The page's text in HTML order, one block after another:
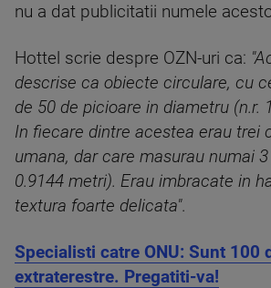
nu a dat publicitatii numele
Hottel scrie despre OZN-uri ca:
descrise ca obiecte circulare, cu
de 50 de picioare in diametru (n.r.
In fiecare dintre acestea erau trei
umana, dar care masurau numai 3
0.9144 metri). Erau imbracate in
textura foarte delicata".
Specialisti catre ONU: Sunt 100
extraterestre. Pregatiti-va!